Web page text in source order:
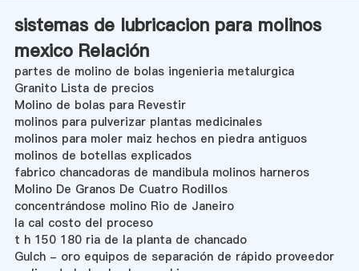
sistemas de lubricacion para molinos
mexico Relación
partes de molino de bolas ingenieria metalurgica
Granito Lista de precios
Molino de bolas para Revestir
molinos para pulverizar plantas medicinales
molinos para moler maiz hechos en piedra antiguos
molinos de botellas explicados
fabrico chancadoras de mandibula molinos harneros
Molino De Granos De Cuatro Rodillos
concentrándose molino Rio de Janeiro
la cal costo del proceso
t h 150 180 ria de la planta de chancado
Gulch - oro equipos de separación de rápido proveedor